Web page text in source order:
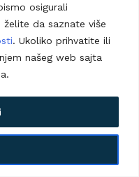
osigurali
da saznate više
. Ukoliko prihvatite ili
našeg web sajta